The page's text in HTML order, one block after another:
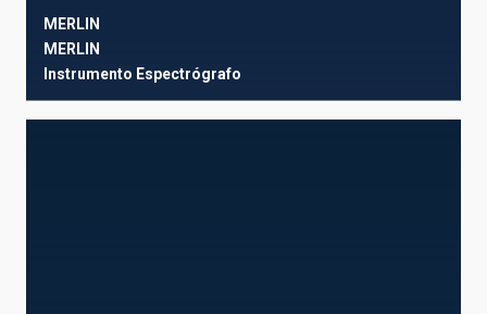
MERLIN
MERLIN
Instrumento Espectrógrafo